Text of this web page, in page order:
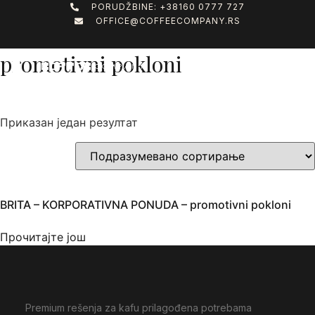
PORUDŽBINE: +38160 0777 727
OFFICE@COFFEECOMPANY.RS
promotivni pokloni
Приказан један резултат
BRITA – KORPORATIVNA PONUDA – promotivni pokloni
Прочитајте још
Premium rešenja za kafu prilagođena potrebama